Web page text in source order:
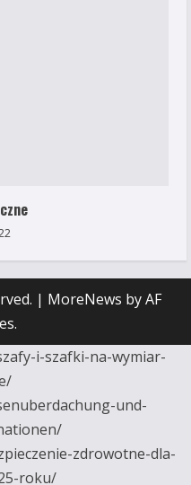
| MoreNews by AF
i-szafki-na-wymiar-
und-
zdrowotne-dla-
roku/